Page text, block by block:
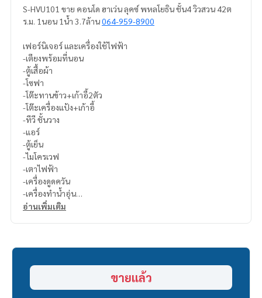
S-HVU101 ขาย คอนโด ฮาเว่น ลุคซ์ พหลโยธิน ชั้น4 วิวสวน 42ต
ร.ม. 1นอน 1น้ำ 3.7ล้าน064-959-8900
เฟอร์นิเจอร์ และเครื่องใช้ไฟฟ้า
-เตียงพร้อมที่นอน
-ตู้เสื้อผ้า
-โซฟา
-โต๊ะทานข้าว+เก้าอี้2ตัว
-โต๊ะเครื่องแป้ง+เก้าอี้
-ทีวี ชั้นวาง
-แอร์
-ตู้เย็น
-ไมโครเวฟ
-เตาไฟฟ้า
-เครื่องดูดควัน
-เครื่องทำน้ำอุ่น
แอดมิน094-549-4104
* มีให้เลือกอีกหลายห้อง หลายโครงการค่ะhttps://www.p2npro
อ่านเพิ่มเติม
ขายแล้ว